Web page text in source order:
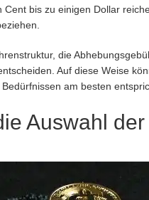
bis zu einigen Dollar
die
Auf diese Weise
am besten
Auswahl